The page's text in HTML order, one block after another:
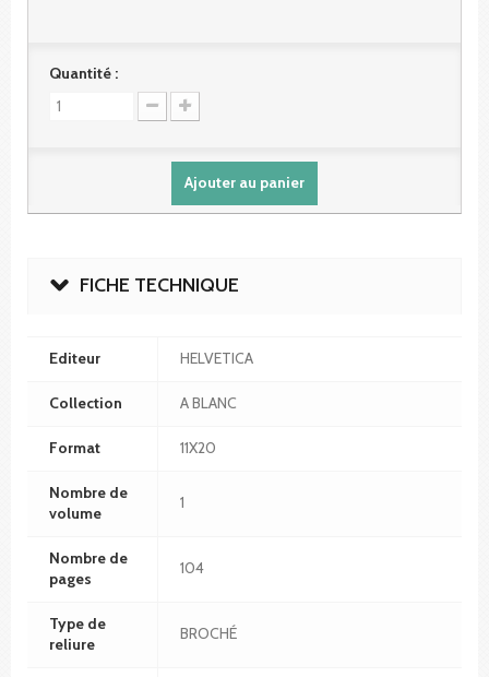
Quantité :
Ajouter au panier
FICHE TECHNIQUE
Editeur HELVETICA
Collection A BLANC
Format 11X20
Nombre de
volume
1
Nombre de
pages
104
Type de
reliure
BROCHÉ